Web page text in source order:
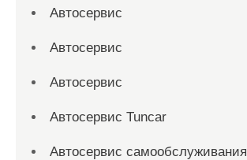
Автосервис
Автосервис
Автосервис
Автосервис Tuncar
Автосервис самообслуживания